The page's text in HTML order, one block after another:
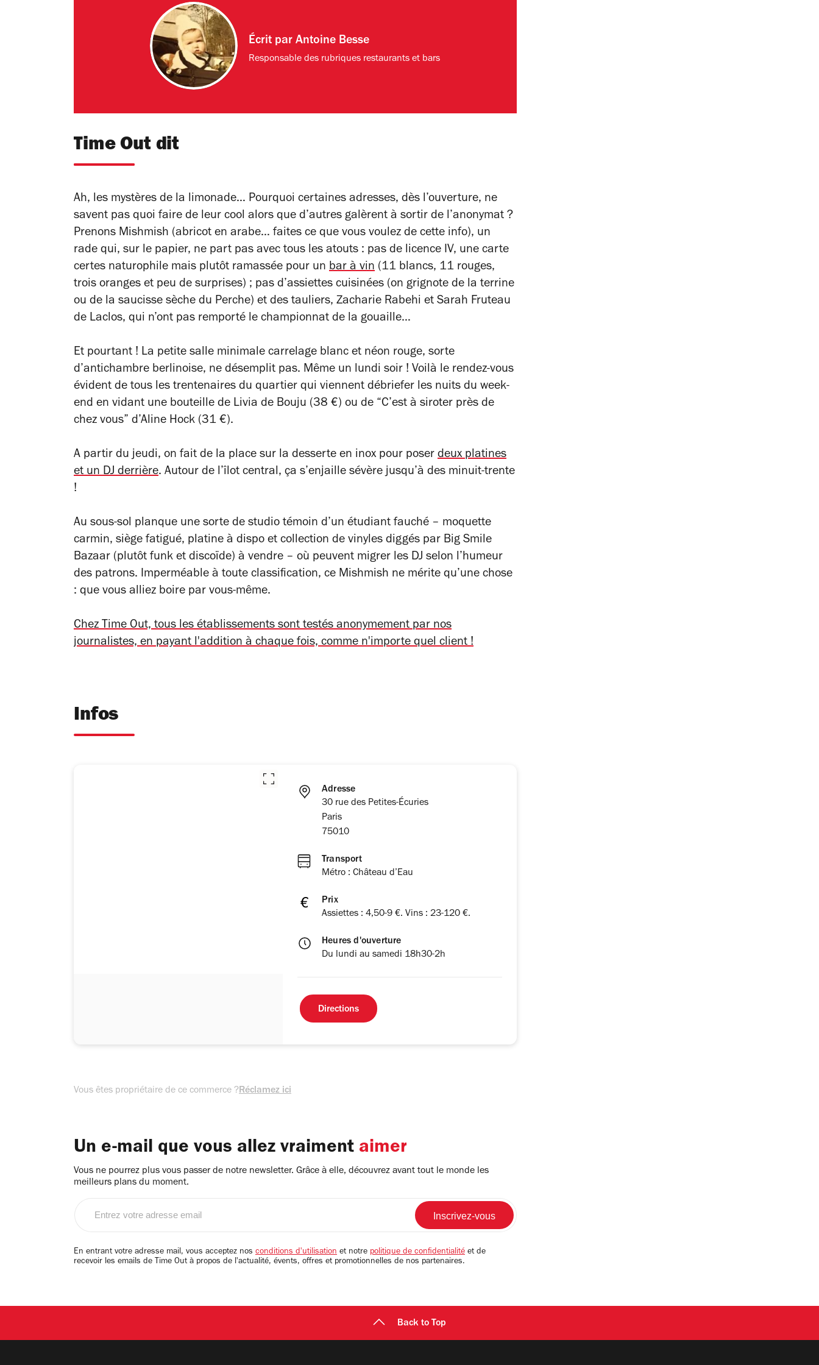
Écrit parAntoine Besse
Responsable des rubriques restaurants et bars
Time Out dit
Ah, les mystères de la limonade… Pourquoi certaines adresses, dès l’ouverture, ne
savent pas quoi faire de leur cool alors que d’autres galèrent à sortir de l’anonymat ?
Prenons Mishmish (abricot en arabe… faites ce que vous voulez de cette info), un
rade qui, sur le papier, ne part pas avec tous les atouts : pas de licence IV, une carte
certes naturophile mais plutôt ramassée pour un bar à vin (11 blancs, 11 rouges,
trois oranges et peu de surprises) ; pas d’assiettes cuisinées (on grignote de la terrine
ou de la saucisse sèche du Perche) et des tauliers, Zacharie Rabehi et Sarah Fruteau
de Laclos, qui n’ont pas remporté le championnat de la gouaille…
Et pourtant ! La petite salle minimale carrelage blanc et néon rouge, sorte
d’antichambre berlinoise, ne désemplit pas. Même un lundi soir ! Voilà le rendez-vous
évident de tous les trentenaires du quartier qui viennent débriefer les nuits du week-
end en vidant une bouteille de Livia de Bouju (38 €) ou de “C’est à siroter près de
chez vous” d’Aline Hock (31 €).
A partir du jeudi, on fait de la place sur la desserte en inox pour poser deux platines
et un DJ derrière. Autour de l’îlot central, ça s’enjaille sévère jusqu’à des minuit-trente
!
Au sous-sol planque une sorte de studio témoin d’un étudiant fauché – moquette
carmin, siège fatigué, platine à dispo et collection de vinyles diggés par Big Smile
Bazaar (plutôt funk et discoïde) à vendre – où peuvent migrer les DJ selon l’humeur
des patrons. Imperméable à toute classification, ce Mishmish ne mérite qu’une chose
: que vous alliez boire par vous-même.
Chez Time Out, tous les établissements sont testés anonymement par nos
journalistes, en payant l'addition à chaque fois, comme n'importe quel client !
Infos
Adresse
30 rue des Petites-Écuries
Paris
75010
Transport
Métro : Château d’Eau
Prix
Assiettes : 4,50-9 €. Vins : 23-120 €.
Heures d'ouverture
Du lundi au samedi 18h30-2h
Directions
Vous êtes propriétaire de ce commerce ?Réclamez ici
Un e-mail que vous allez vraiment aimer
Vous ne pourrez plus vous passer de notre newsletter. Grâce à elle, découvrez avant tout le monde les
meilleurs plans du moment.
email
En entrant votre adresse mail, vous acceptez nos conditions d'utilisation et notre politique de confidentialité et de
recevoir les emails de Time Out à propos de l'actualité, évents, offres et promotionnelles de nos partenaires.
Back to Top